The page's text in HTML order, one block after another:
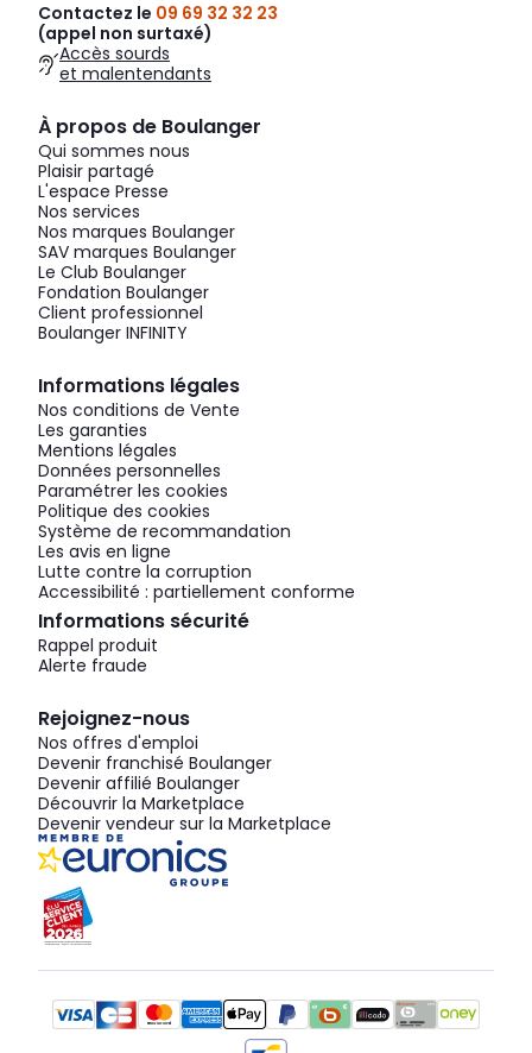
Contactez le 09 69 32 32 23
(appel non surtaxé)
Accès sourds
et malentendants
À propos de Boulanger
Qui sommes nous
Plaisir partagé
L'espace Presse
Nos services
Nos marques Boulanger
SAV marques Boulanger
Le Club Boulanger
Fondation Boulanger
Client professionnel
Boulanger INFINITY
Informations légales
Nos conditions de Vente
Les garanties
Mentions légales
Données personnelles
Paramétrer les cookies
Politique des cookies
Système de recommandation
Les avis en ligne
Lutte contre la corruption
Accessibilité : partiellement conforme
Informations sécurité
Rappel produit
Alerte fraude
Rejoignez-nous
Nos offres d'emploi
Devenir franchisé Boulanger
Devenir affilié Boulanger
Découvrir la Marketplace
Devenir vendeur sur la Marketplace